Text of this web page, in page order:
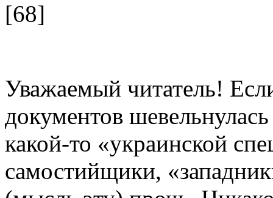
[68]
Уважаемый читатель!
документов
какой-то «украинской
самостийщики,